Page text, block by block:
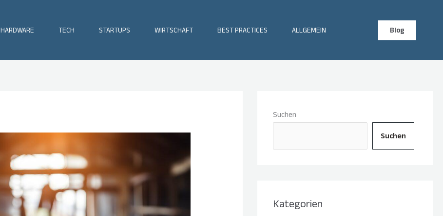
HARDWARE TECH STARTUPS WIRTSCHAFT BEST PRACTICES ALLGEMEIN Blog
Suchen
Suchen
Kategorien